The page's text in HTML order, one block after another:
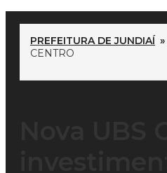
PREFEITURA DE JUNDIAÍ »
CENTRO